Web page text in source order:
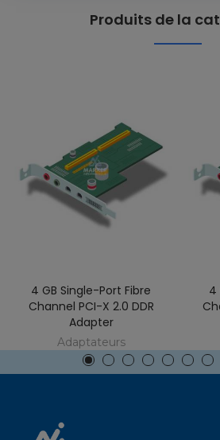
Produits de la
4 GB Single-Port Fibre
Channel PCI-X 2.0 DDR
Adapter
Adaptateurs
4